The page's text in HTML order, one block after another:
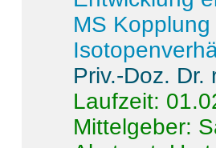
MS
Priv.-Doz.
Laufzeit:
Mittelgeber: